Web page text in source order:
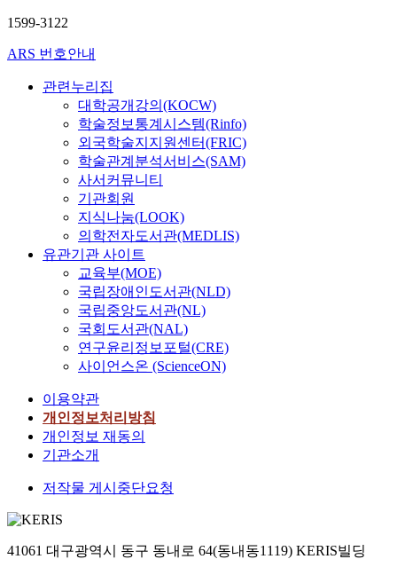
1599-3122
ARS 번호안내
관련누리집
대학공개강의(KOCW)
학술정보통계시스템(Rinfo)
외국학술지지원센터(FRIC)
학술관계분석서비스(SAM)
사서커뮤니티
기관회원
지식나눔(LOOK)
의학전자도서관(MEDLIS)
유관기관 사이트
교육부(MOE)
국립장애인도서관(NLD)
국립중앙도서관(NL)
국회도서관(NAL)
연구윤리정보포털(CRE)
사이언스온 (ScienceON)
이용약관
개인정보처리방침
개인정보 재동의
기관소개
저작물 게시중단요청
41061 대구광역시 동구 동내로 64(동내동1119) KERIS빌딩